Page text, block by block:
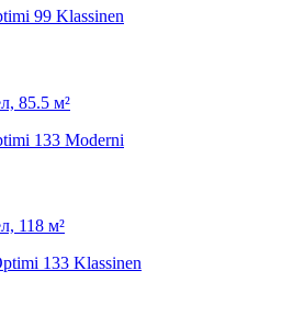
85.5 м²
118 м²